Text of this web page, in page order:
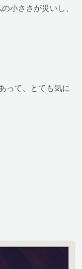
小ささが災いし、
って、とても気に